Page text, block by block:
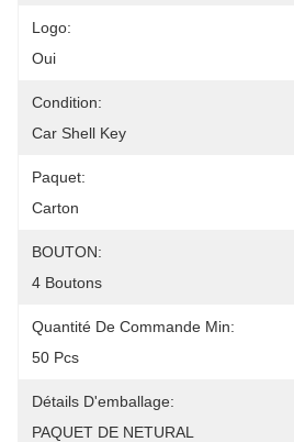
Logo:
Oui
Condition:
Car Shell Key
Paquet:
Carton
BOUTON:
4 Boutons
Quantité De Commande Min:
50 Pcs
Détails D'emballage:
PAQUET DE NETURAL